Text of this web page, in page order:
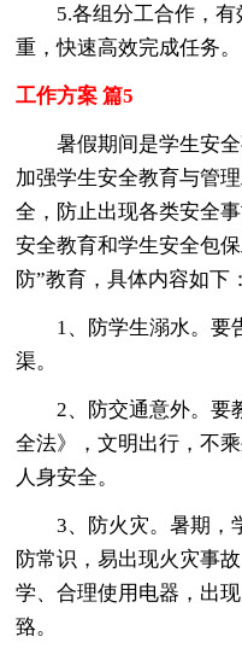
5.各组分工合作，有
重，快速高效完成任务。
工作方案 篇5
暑假期间是学生安全
加强学生安全教育与管
全，防止出现各类安全
安全教育和学生安全包
防”教育，具体内容如下：
1、防学生溺水。要
渠。
2、防交通意外。要
全法》，文明出行，不
人身安全。
3、防火灾。暑期，
防常识，易出现火灾事
学、合理使用电器，出
臵。